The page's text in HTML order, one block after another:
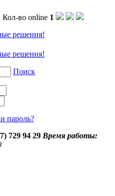
Кол-во online 1
решения!
решения!
Поиск
пароль?
729 94 29 Время работы: